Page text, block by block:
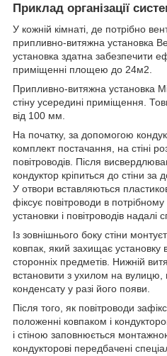
Приклад організації
У кожній кімнаті, де потрібно
припливно-витяжна установка
установка здатна забезпечити
приміщенні площею до 24м2.
Припливно-витяжна установка
стіну усередині приміщення.
від 100 мм.
На початку, за допомогою
комплект постачання, на стіні
повітроводів. Після
кондуктор кріпиться до стіни
У отвори вставляються
фіксує повітроводи в
установки і повітроводів надалі
Із зовнішнього боку стіни
ковпак, який захищає установку
сторонніх предметів. Нижній
встановити з ухилом на вулицю,
конденсату у разі його появи.
Після того, як повітроводи
положенні ковпаком і
і стіною заповнюється
кондукторові передбачені